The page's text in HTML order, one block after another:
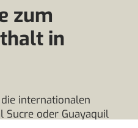
zum
in
internationalen
Sucre oder Guayaquil